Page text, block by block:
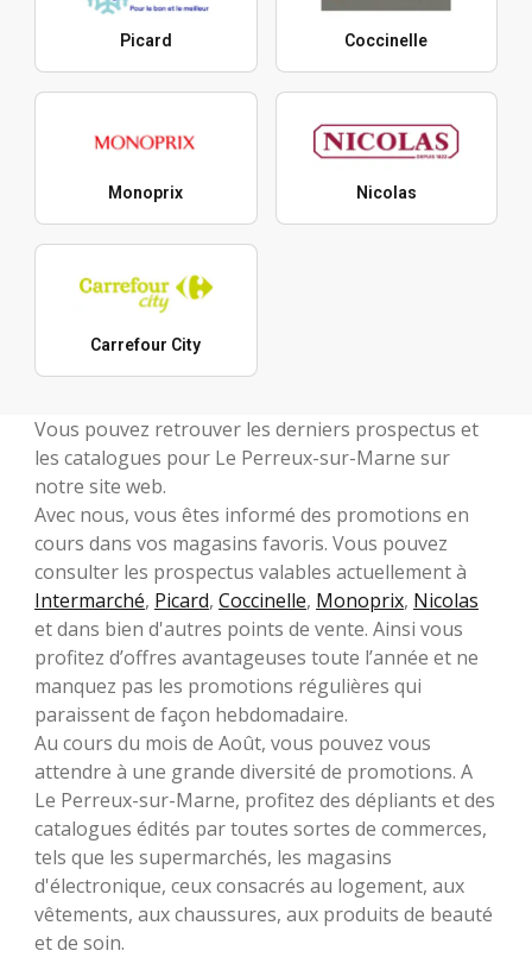
Picard Coccinelle
Monoprix Nicolas
Carrefour City
Vous pouvez retrouver les derniers prospectus et
les catalogues pour Le Perreux-sur-Marne sur
notre site web.
Avec nous, vous êtes informé des promotions en
cours dans vos magasins favoris. Vous pouvez
consulter les prospectus valables actuellement à
Intermarché, Picard, Coccinelle, Monoprix, Nicolas
et dans bien d'autres points de vente. Ainsi vous
profitez d’offres avantageuses toute l’année et ne
manquez pas les promotions régulières qui
paraissent de façon hebdomadaire.
Au cours du mois de Août, vous pouvez vous
attendre à une grande diversité de promotions. A
Le Perreux-sur-Marne, profitez des dépliants et des
catalogues édités par toutes sortes de commerces,
tels que les supermarchés, les magasins
d'électronique, ceux consacrés au logement, aux
vêtements, aux chaussures, aux produits de beauté
et de soin.